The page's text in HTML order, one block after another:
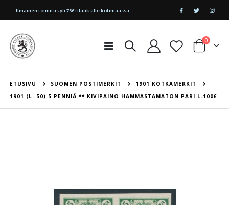
|
Ilmainen toimitus yli 75€ tilauksille kotimaassa
Toggle
Cart
0tuotetta
ETUSIVU SUOMEN POSTIMERKIT
1901 KOTKAMERKIT
1901 (L. 50) 5 PENNIÄ ** KIVIPAINO HAMMASTAMATON PARI L.100€